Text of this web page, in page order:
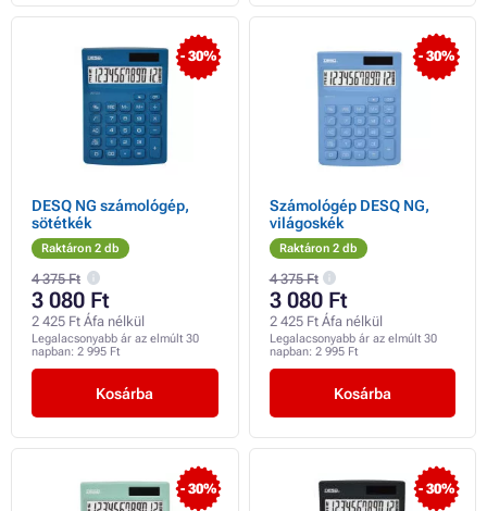
- 30%
DESQ NG számológép,
sötétkék
Raktáron 2 db
4 375 Ft
3 080 Ft
2 425 Ft Áfa nélkül
Legalacsonyabb ár az elmúlt 30
napban: 2 995 Ft
Kosárba
- 30%
Számológép DESQ NG,
világoskék
Raktáron 2 db
4 375 Ft
3 080 Ft
2 425 Ft Áfa nélkül
Legalacsonyabb ár az elmúlt 30
napban: 2 995 Ft
Kosárba
- 30% - 30%